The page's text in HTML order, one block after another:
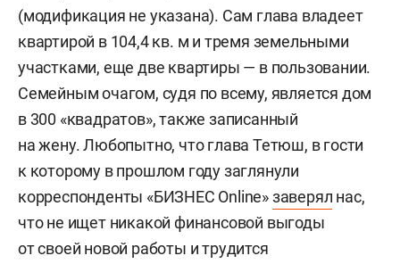
(модификация не указана). Сам глава владеет
квартирой в 104,4 кв. м и тремя земельными
участками, еще две квартиры — в пользовании.
Семейным очагом, судя по всему, является дом
в 300 «квадратов», также записанный
на жену. Любопытно, что глава Тетюш, в гости
к которому в прошлом году заглянули
корреспонденты «БИЗНЕС Online»заверял нас,
что не ищет никакой финансовой выгоды
от своей новой работы и трудится